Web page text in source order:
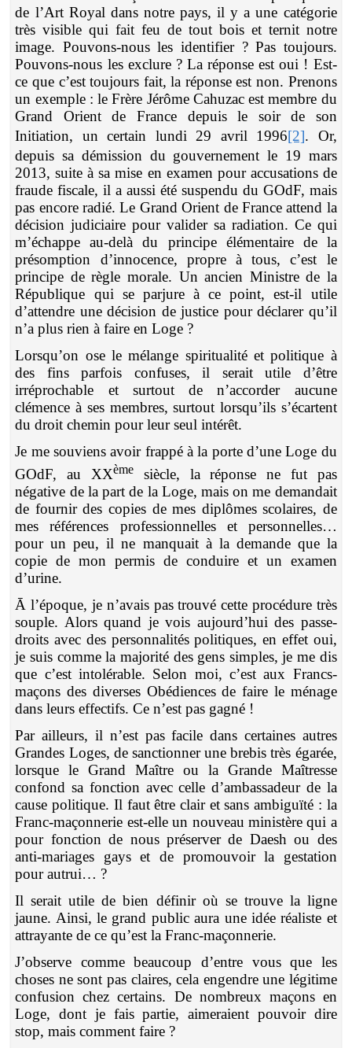
de l’Art Royal dans notre pays, il y a une catégorie
très visible qui fait feu de tout bois et ternit notre
image. Pouvons-nous les identifier ? Pas toujours.
Pouvons-nous les exclure ? La réponse est oui ! Est-
ce que c’est toujours fait, la réponse est non. Prenons
un exemple : le Frère Jérôme Cahuzac est membre du
Grand Orient de France depuis le soir de son
Initiation, un certain lundi 29 avril 1996[2]. Or,
depuis sa démission du gouvernement le 19 mars
2013, suite à sa mise en examen pour accusations de
fraude fiscale, il a aussi été suspendu du GOdF, mais
pas encore radié. Le Grand Orient de France attend la
décision judiciaire pour valider sa radiation. Ce qui
m’échappe au-delà du principe élémentaire de la
présomption d’innocence, propre à tous, c’est le
principe de règle morale. Un ancien Ministre de la
République qui se parjure à ce point, est-il utile
d’attendre une décision de justice pour déclarer qu’il
n’a plus rien à faire en Loge ?
Lorsqu’on ose le mélange spiritualité et politique à
des fins parfois confuses, il serait utile d’être
irréprochable et surtout de n’accorder aucune
clémence à ses membres, surtout lorsqu’ils s’écartent
du droit chemin pour leur seul intérêt.
Je me souviens avoir frappé à la porte d’une Loge du
GOdF, au XXèmesiècle, la réponse ne fut pas
négative de la part de la Loge, mais on me demandait
de fournir des copies de mes diplômes scolaires, de
mes références professionnelles et personnelles…
pour un peu, il ne manquait à la demande que la
copie de mon permis de conduire et un examen
d’urine.
Ā l’époque, je n’avais pas trouvé cette procédure très
souple. Alors quand je vois aujourd’hui des passe-
droits avec des personnalités politiques, en effet oui,
je suis comme la majorité des gens simples, je me dis
que c’est intolérable. Selon moi, c’est aux Francs-
maçons des diverses Obédiences de faire le ménage
dans leurs effectifs. Ce n’est pas gagné !
Par ailleurs, il n’est pas facile dans certaines autres
Grandes Loges, de sanctionner une brebis très égarée,
lorsque le Grand Maître ou la Grande Maîtresse
confond sa fonction avec celle d’ambassadeur de la
cause politique. Il faut être clair et sans ambiguïté : la
Franc-maçonnerie est-elle un nouveau ministère qui a
pour fonction de nous préserver de Daesh ou des
anti-mariages gays et de promouvoir la gestation
pour autrui… ?
Il serait utile de bien définir où se trouve la ligne
jaune. Ainsi, le grand public aura une idée réaliste et
attrayante de ce qu’est la Franc-maçonnerie.
J’observe comme beaucoup d’entre vous que les
choses ne sont pas claires, cela engendre une légitime
confusion chez certains. De nombreux maçons en
Loge, dont je fais partie, aimeraient pouvoir dire
stop, mais comment faire ?